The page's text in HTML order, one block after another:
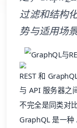
过滤和结构
势与适用场景
REST 和
与 API 服务器之
不完全是同类对
GraphQL 是一种